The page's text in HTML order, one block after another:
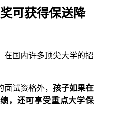
可获得保送降
在国内许多顶尖大学的招
试资格外， 孩子如果在
，还可享受重点大学保